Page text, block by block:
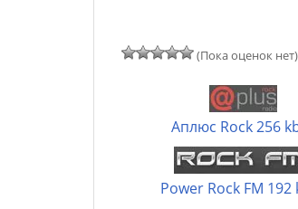
(Пока оценок нет)
Аплюс Rock 256
Power Rock FM 192